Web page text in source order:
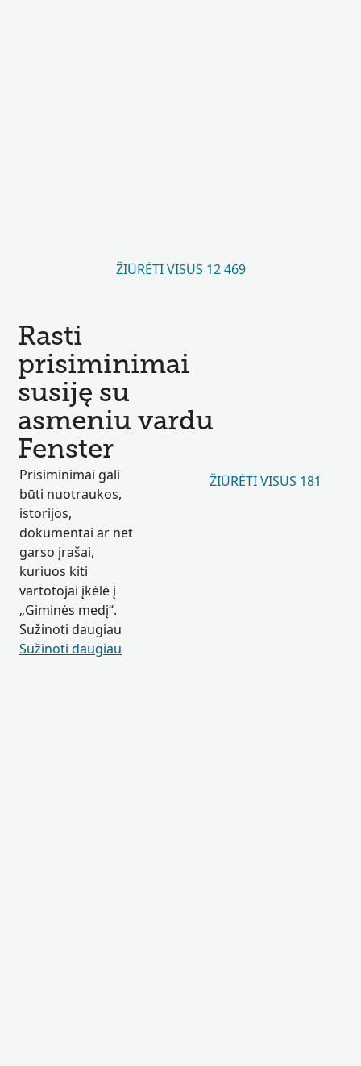
ŽIŪRĖTI VISUS 12 469
Rasti
prisiminimai
susiję su
asmeniu vardu
Fenster
Prisiminimai gali
būti nuotraukos,
istorijos,
dokumentai ar net
garso įrašai,
kuriuos kiti
vartotojai įkėlė į
„Giminės medį“.
Sužinoti daugiau
Sužinoti daugiau
ŽIŪRĖTI VISUS 181